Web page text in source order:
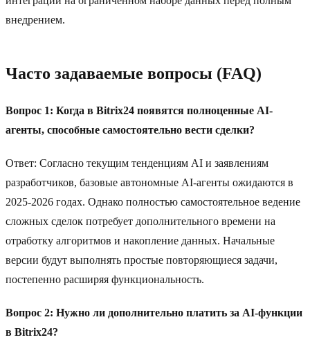
внедрением.
Часто задаваемые вопросы (FAQ)
Вопрос 1: Когда в Bitrix24 появятся полноценные AI-
агенты, способные самостоятельно вести сделки?
Ответ: Согласно текущим тенденциям AI и заявлениям
разработчиков, базовые автономные AI-агенты ожидаются в
2025-2026 годах. Однако полностью самостоятельное ведение
сложных сделок потребует дополнительного времени на
отработку алгоритмов и накопление данных. Начальные
версии будут выполнять простые повторяющиеся задачи,
постепенно расширяя функциональность.
Вопрос 2: Нужно ли дополнительно платить за AI-функции
в Bitrix24?